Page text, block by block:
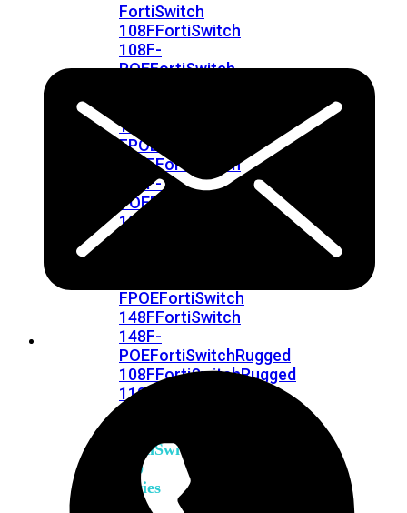
FortiSwitch
108FFortiSwitch
108F-
POEFortiSwitch
110G-
FPOE
124FFortiSwitch
124F-
POEFortiSwitch
124F-
FPOEFortiSwitch
148FFortiSwitch
148F-
POEFortiSwitchRugged
108FFortiSwitchRugged
112F-
FortiSwitch
200
Series